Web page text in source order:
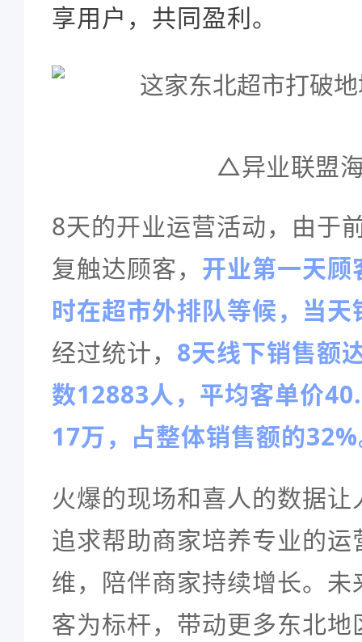
享用户，共同盈利。
△异业联盟
8天的开业运营活动， 由于
复触达顾客， 开业第一天
时在超市外排队等候，当
经过统计， 8天线下销售额
数12883人，平均客单价
17万，占整体销售额的
火爆的现场和喜人的数据
追求帮助商家培养专业的
维，陪伴商家持续增长。
客为标杆，带动更多东北